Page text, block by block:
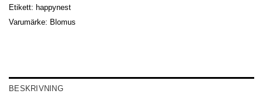
Etikett: happynest
Varumärke: Blomus
BESKRIVNING